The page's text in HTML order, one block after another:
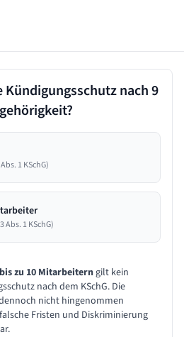
nach9
1 KSchG)
1 KSchG)
zu 10 Mitarbeiterngilt kein
nach dem KSchG. Die
nicht hingenommen
Fristen und Diskriminierung